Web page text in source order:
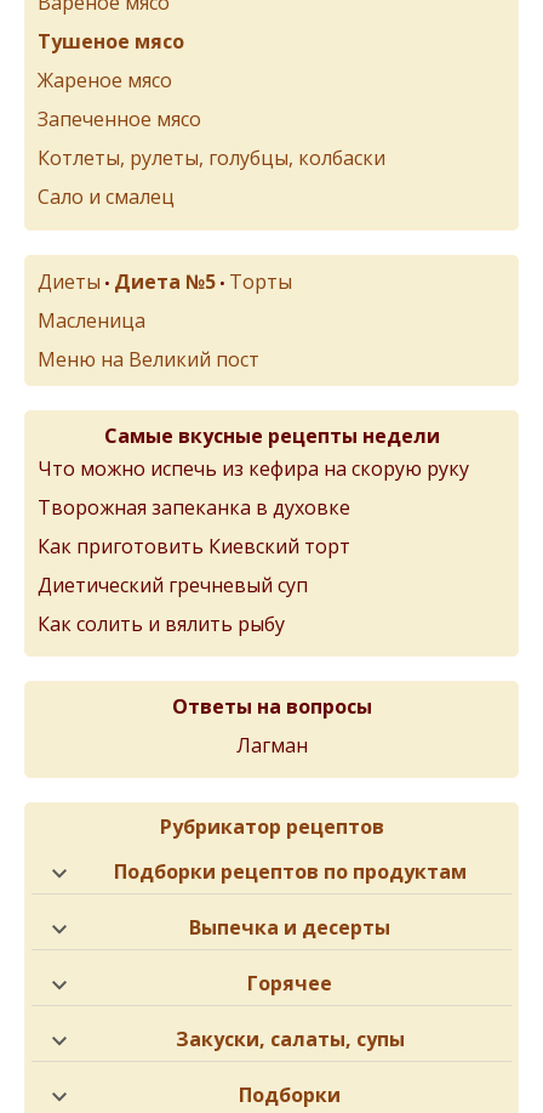
Тушеное мясо
Жареное мясо
Запеченное мясо
Котлеты, рулеты, голубцы, колбаски
Сало и смалец
Диеты • Диета №5 • Торты
Масленица
Меню на Великий пост
Самые вкусные рецепты недели
Что можно испечь из кефира на скорую руку
Творожная запеканка в духовке
Как приготовить Киевский торт
Диетический гречневый суп
Как солить и вялить рыбу
Ответы на вопросы
Лагман
Рубрикатор рецептов
Подборки рецептов по продуктам
Выпечка и десерты
Горячее
Закуски, салаты, супы
Подборки